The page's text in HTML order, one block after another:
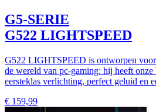
G5-SERIE
G522 LIGHTSPEED
G522 LIGHTSPEED is ontworpen voor
de wereld van pc-gaming: hij heeft
eersteklas verlichting, perfect geluid en
€ 159,99